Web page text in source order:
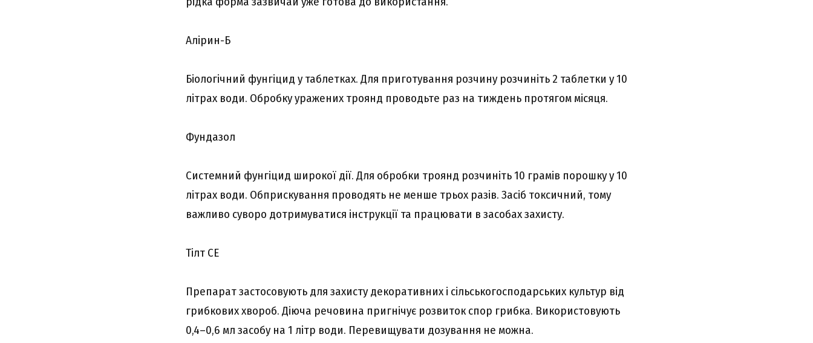
Алірин-Б
Біологічний фунгіцид у таблетках. Для приготування розчину розчиніть 2 таблетки у 10
літрах води. Обробку уражених троянд проводьте раз на тиждень протягом місяця.
Фундазол
Системний фунгіцид широкої дії. Для обробки троянд розчиніть 10 грамів порошку у 10
літрах води. Обприскування проводять не менше трьох разів. Засіб токсичний, тому
важливо суворо дотримуватися інструкції та працювати в засобах захисту.
Тілт СЕ
Препарат застосовують для захисту декоративних і сільськогосподарських культур від
грибкових хвороб. Діюча речовина пригнічує розвиток спор грибка. Використовують
0,4–0,6 мл засобу на 1 літр води. Перевищувати дозування не можна.